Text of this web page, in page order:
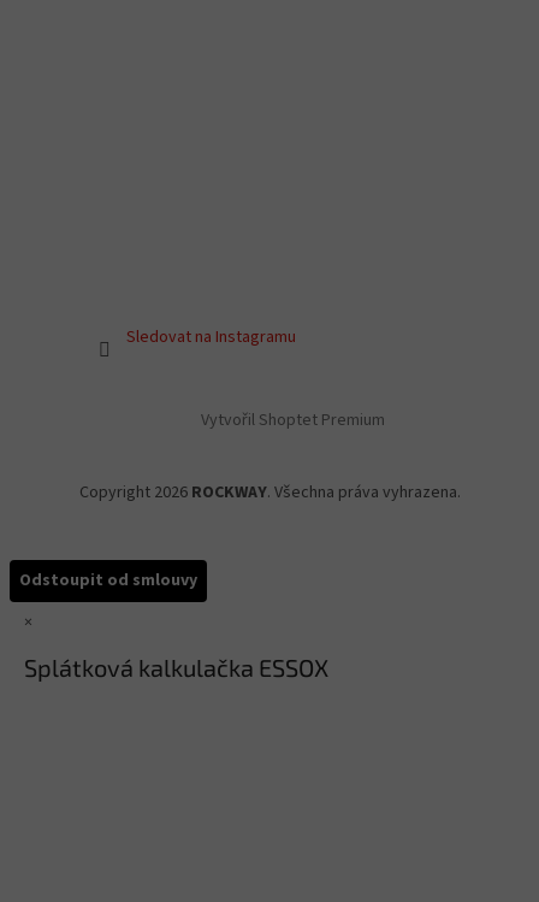
Sledovat na Instagramu
Vytvořil Shoptet Premium
Copyright 2026 ROCKWAY. Všechna práva vyhrazena.
Odstoupit od smlouvy
×
Splátková kalkulačka ESSOX